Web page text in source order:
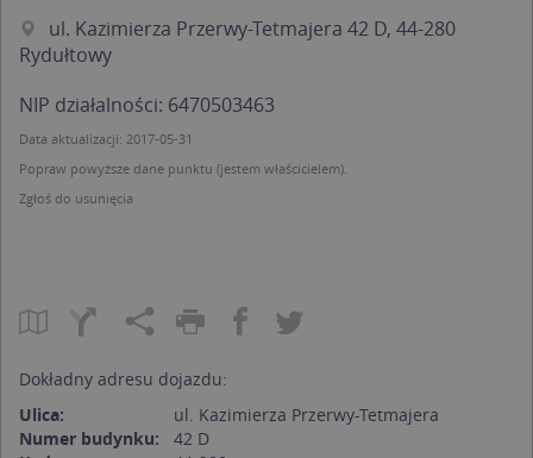
ul. Kazimierza Przerwy-Tetmajera 42 D, 44-280
Rydułtowy
NIP działalności: 6470503463
Data aktualizacji: 2017-05-31
Popraw powyższe dane punktu (jestem właścicielem).
Zgłoś do usunięcia
Dokładny adresu dojazdu:
Ulica:
ul. Kazimierza Przerwy-Tetmajera
Numer budynku:
42 D